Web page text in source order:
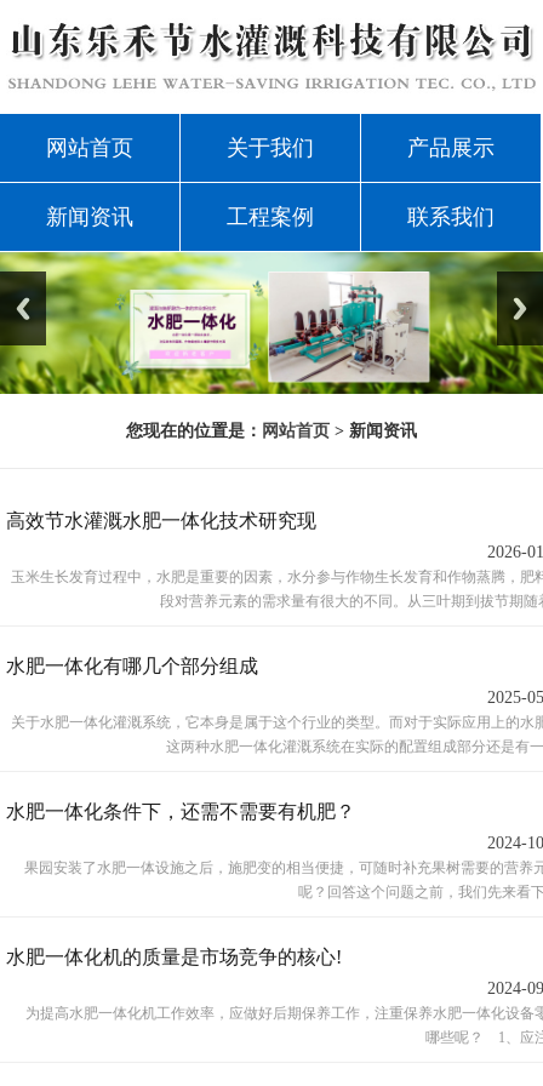
网站首页 关于我们 产品展示
新闻资讯 工程案例 联系我们
您现在的位置是： 网站首页 > 新闻资讯
高效节水灌溉水肥一体化技术研究现
2026-
玉米生长发育过程中，水肥是重要的因素，水分参与作物生长发育和作物蒸腾，
段对营养元素的需求量有很大的不同。从三叶期到拔节期
水肥一体化有哪几个部分组成
2025-
关于水肥一体化灌溉系统，它本身是属于这个行业的类型。而对于实际应用上的
这两种水肥一体化灌溉系统在实际的配置组成部分还是有
水肥一体化条件下，还需不需要有机肥？
2024-
果园安装了水肥一体设施之后，施肥变的相当便捷，可随时补充果树需要的营
呢？回答这个问题之前，我们先来看
水肥一体化机的质量是市场竞争的核心!
2024-
为提高水肥一体化机工作效率，应做好后期保养工作，注重保养水肥一体化设
哪些呢？ 1、应